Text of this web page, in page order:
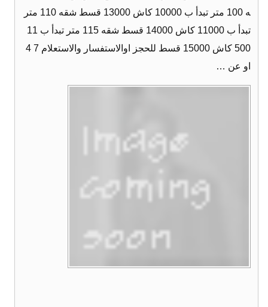
ه 100 متر تبدأ ب 10000 كاش 13000 قسط شقه 110 متر
تبدأ ب 11000 كاش 14000 قسط شقه 115 متر تبدأ ب 11
500 كاش 15000 قسط للحجز اوالاستفسار والاستعلام 7 4
او عن …